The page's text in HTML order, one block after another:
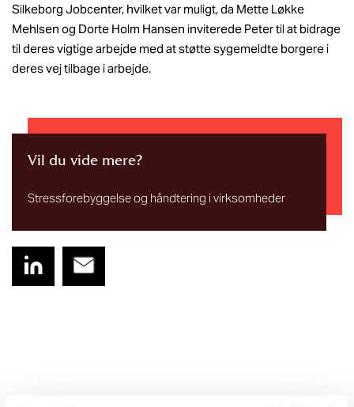
Silkeborg Jobcenter, hvilket var muligt, da Mette Løkke
Mehlsen og Dorte Holm Hansen inviterede Peter til at bidrage
til deres vigtige arbejde med at støtte sygemeldte borgere i
deres vej tilbage i arbejde.
Vil du vide mere?
Stressforebyggelse og håndtering i virksomheder